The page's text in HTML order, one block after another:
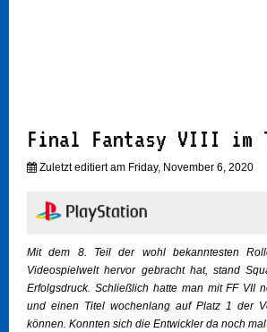
Final Fantasy VIII im
Zuletzt editiert am Friday, November 6, 2020
Mit dem 8. Teil der wohl bekanntesten
Videospielwelt hervor gebracht hat, stand
Erfolgsdruck. Schließlich hatte man mit FF VII
und einen Titel wochenlang auf Platz 1 der
können. Konnten sich die Entwickler da noch